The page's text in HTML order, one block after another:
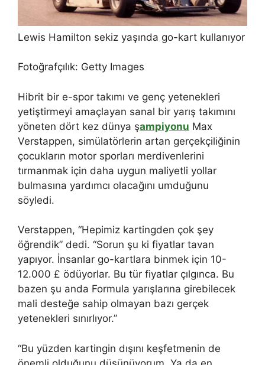
Lewis Hamilton sekiz yaşında go-kart kullanıyor
Fotoğrafçılık: Getty Images
Hibrit bir e-spor takımı ve genç yetenekleri
yetiştirmeyi amaçlayan sanal bir yarış takımını
yöneten dört kez dünya şampiyonu Max
Verstappen, simülatörlerin artan gerçekçiliğinin
çocukların motor sporları merdivenlerini
tırmanmak için daha uygun maliyetli yollar
bulmasına yardımcı olacağını umduğunu
söyledi.
Verstappen, “Hepimiz kartingden çok şey
öğrendik” dedi. “Sorun şu ki fiyatlar tavan
yapıyor. İnsanlar go-kartlara binmek için 10-
12.000 £ ödüyorlar. Bu tür fiyatlar çılgınca. Bu
bazen şu anda Formula yarışlarına girebilecek
mali desteğe sahip olmayan bazı gerçek
yetenekleri sınırlıyor.”
“Bu yüzden kartingin dışını keşfetmenin de